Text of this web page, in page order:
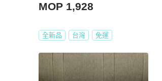
MOP 1,928
全新品 台灣 免運